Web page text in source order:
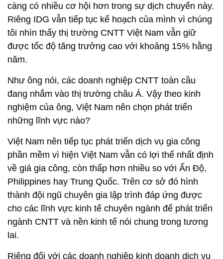
càng có nhiều cơ hội hơn trong sự dịch chuyển này.
Riêng IDG vẫn tiếp tục kế hoạch của mình vì chúng
tôi nhìn thấy thị trường CNTT Việt Nam vẫn giữ
được tốc độ tăng trưởng cao với khoảng 15% hằng
năm.
Như ông nói, các doanh nghiệp CNTT toàn cầu
đang nhắm vào thị trường châu Á. Vậy theo kinh
nghiệm của ông, Việt Nam nên chọn phát triển
những lĩnh vực nào?
Việt Nam nên tiếp tục phát triển dịch vụ gia công
phần mềm vì hiện Việt Nam vẫn có lợi thế nhất định
về giá gia công, còn thấp hơn nhiều so với Ấn Độ,
Philippines hay Trung Quốc. Trên cơ sở đó hình
thành đội ngũ chuyên gia lập trình đáp ứng được
cho các lĩnh vực kinh tế chuyên ngành để phát triển
ngành CNTT và nền kinh tế nói chung trong tương
lai.
Riêng đối với các doanh nghiệp kinh doanh dịch vụ